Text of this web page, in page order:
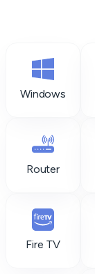
Windows
Router
Fire TV